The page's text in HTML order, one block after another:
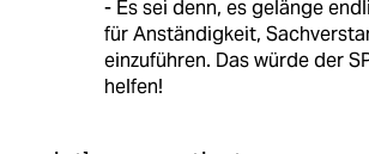
- Es sei denn, es gelänge
für Anständigkeit,
einzuführen. Das würde der
helfen!